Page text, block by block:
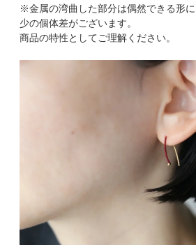
※金属の湾曲した部分は偶然できる形
少の個体差がございます。
商品の特性としてご理解ください。